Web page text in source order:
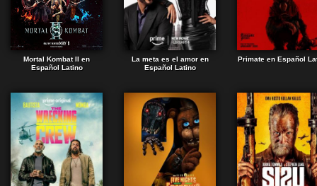
Mortal Kombat II en
Español Latino
La meta es el amor en
Español Latino
Primate en Español